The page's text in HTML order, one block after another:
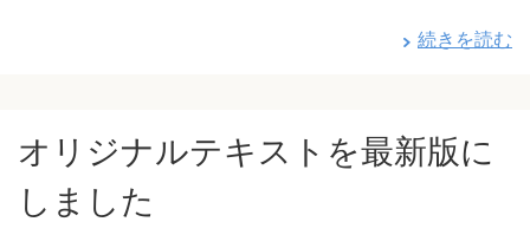
続きを読む
オリジナルテキストを最新版に
しました